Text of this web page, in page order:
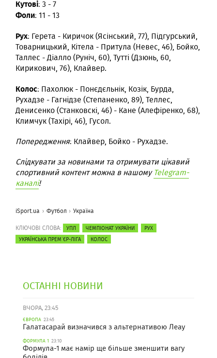
Кутові: 3 - 7
Фоли: 11 - 13
Рух: Герета - Киричок (Ясінський, 77), Підгурський,
Товарницький, Кітела - Притула (Невес, 46), Бойко,
Таллес - Діалло (Руніч, 60), Тутті (Дзюнь, 60,
Кирикович, 76), Клайвер.
Колос: Пахолюк - Понєдєльнік, Козік, Бурда,
Рухадзе - Гагнідзе (Степаненко, 89), Теллес,
Денисенко (Станковскі, 46) - Кане (Алефіренко, 68),
Климчук (Тахірі, 46), Гусол.
Попередження: Клайвер, Бойко - Рухадзе.
Слідкувати за новинами та отримувати цікавий
спортивний контент можна в нашомуTelegram-
каналі!
iSport.ua Футбол Україна
КЛЮЧОВІ СЛОВА: УПЛ ЧЕМПІОНАТ УКРАЇНИ
РУХ
УКРАЇНСЬКА ПРЕМ`ЄР-ЛІГА
КОЛОС
ОСТАННІ НОВИНИ
ВЧОРА, 23:45
ЄВРОПА 23:45
Галатасарай визначився з альтернативою Леау
ФОРМУЛА 1 23:10
Формула-1 має намір ще більше зменшити вагу